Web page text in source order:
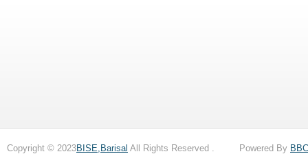
Copyright © 2023BISE,Barisal All Rights Reserved . Powered By